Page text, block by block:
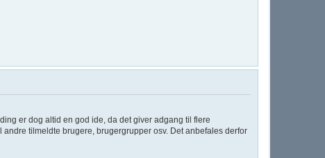
er dog altid en god ide, da det giver adgang til flere
tilmeldte brugere, brugergrupper osv. Det anbefales derfor